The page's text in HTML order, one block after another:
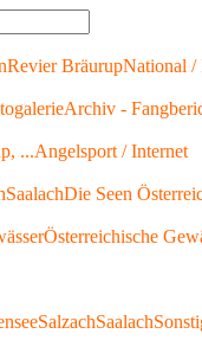
Revier BräurupNational /
Archiv -
...Angelsport / Internet
SaalachDie Seen
Österreichische
SalzachSaalach